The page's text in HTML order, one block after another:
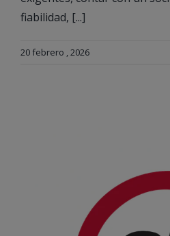
fiabilidad, [...]
20 febrero , 2026